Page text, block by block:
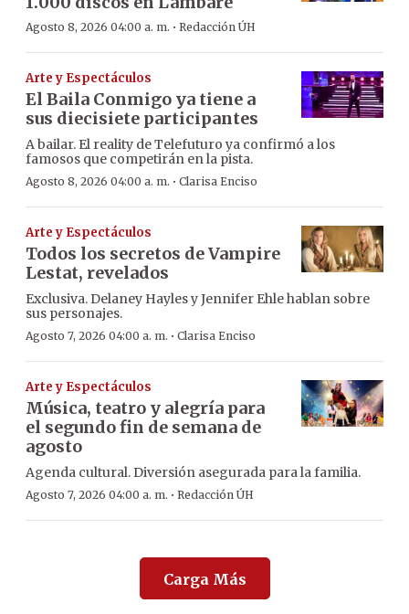
Agosto 8, 2026 04:00 a. m. · Redacción ÚH
Arte y Espectáculos
El Baila Conmigo ya tiene a
sus diecisiete participantes
A bailar. El reality de Telefuturo ya confirmó a los
famosos que competirán en la pista.
Agosto 8, 2026 04:00 a. m. · Clarisa Enciso
Arte y Espectáculos
Todos los secretos de Vampire
Lestat, revelados
Exclusiva. Delaney Hayles y Jennifer Ehle hablan sobre
sus personajes.
Agosto 7, 2026 04:00 a. m. · Clarisa Enciso
Arte y Espectáculos
Música, teatro y alegría para
el segundo fin de semana de
agosto
Agenda cultural. Diversión asegurada para la familia.
Agosto 7, 2026 04:00 a. m. · Redacción ÚH
Carga Más